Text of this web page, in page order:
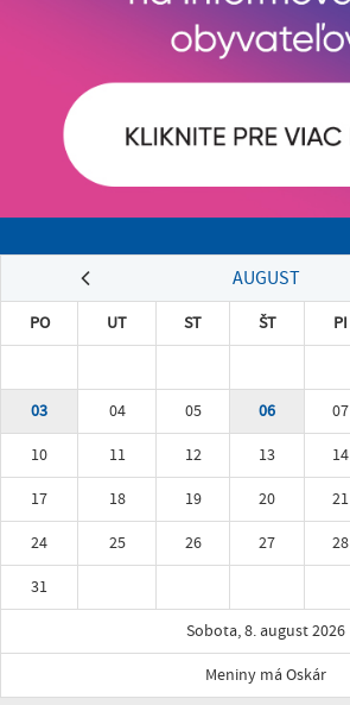
AUGUST
PO UT ST ŠT PI
03
04 05 06 07
10
11 12 13 14
17
18 19 20 21
24
25 26 27 28
31
Sobota, 8. august 2026
Meniny má Oskár